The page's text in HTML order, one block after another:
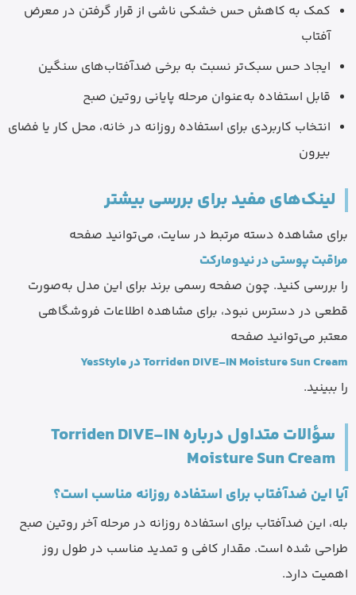
کمک به کاهش حس خشکی ناشی از قرار گرفتن در معرض
آفتاب
ایجاد حس سبک‌تر نسبت به برخی ضدآفتاب‌های سنگین
قابل استفاده به‌عنوان مرحله پایانی روتین صبح
انتخاب کاربردی برای استفاده روزانه در خانه، محل کار یا فضای
بیرون
لینک‌های مفید برای بررسی بیشتر
برای مشاهده دسته مرتبط در سایت، می‌توانید صفحه
مراقبت پوستی در نیدومارکت
را بررسی کنید. چون صفحه رسمی برند برای این مدل به‌صورت
قطعی در دسترس نبود، برای مشاهده اطلاعات فروشگاهی
معتبر می‌توانید صفحه
Torriden DIVE-IN Moisture Sun Cream در YesStyle
را ببینید.
سؤالات متداول درباره Torriden DIVE-IN
Moisture Sun Cream
آیا این ضدآفتاب برای استفاده روزانه مناسب است؟
بله، این ضدآفتاب برای استفاده روزانه در مرحله آخر روتین صبح
طراحی شده است. مقدار کافی و تمدید مناسب در طول روز
اهمیت دارد.